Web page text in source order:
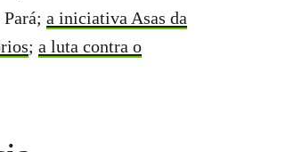
a iniciativa Asas da
; a luta contra o